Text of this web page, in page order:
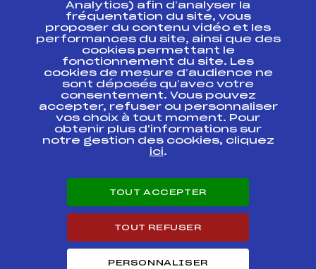
Ressources
Pass’Neige
Projet sportif fédéral
Projet de performance fédéral
Antidopage
Pôle Développement, Formation, Suivi
Scientifique
Listes ministérielles
Pôle vie de l’athlète
Carrières
Analytics) afin d’analyser la
fréquentation du site, vous
proposer du contenu vidéo et les
performances du site, ainsi que des
cookies permettant le
fonctionnement du site. Les
cookies de mesure d’audience ne
sont déposés qu’avec votre
consentement. Vous pouvez
accepter, refuser ou personnaliser
vos choix à tout moment. Pour
obtenir plus d'informations sur
notre gestion des cookies, cliquez
ici.
TOUT ACCEPTER
TOUT REFUSER
PERSONNALISER